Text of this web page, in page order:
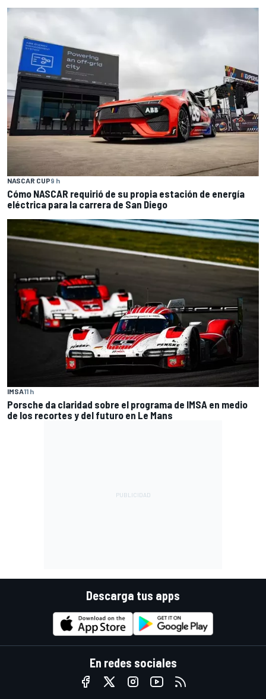
NASCAR CUP9 h
Cómo NASCAR requirió de su propia estación de energía
eléctrica para la carrera de San Diego
IMSA11 h
Porsche da claridad sobre el programa de IMSA en medio
de los recortes y del futuro en Le Mans
Descarga tus apps
En redes sociales